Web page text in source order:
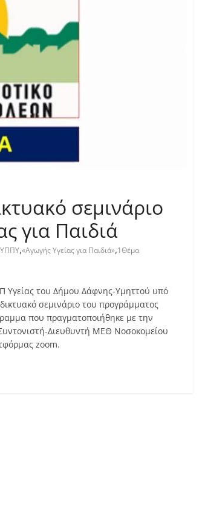
σεμινάριο
για Παιδιά
,«Αγωγής Υγείας για Παιδιά»,1Θέμα
Υγείας του Δήμου Δάφνης-Υμηττού υπό
σεμινάριο του προγράμματος
που πραγματοποιήθηκε με την
Διευθυντή ΜΕΘ Νοσοκομείου
zoom.